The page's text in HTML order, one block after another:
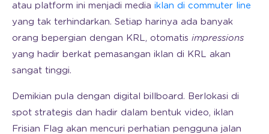
atau platform ini menjadi media iklan di commuter line
yang tak terhindarkan. Setiap harinya ada banyak
orang bepergian dengan KRL, otomatis impressions
yang hadir berkat pemasangan iklan di KRL akan
sangat tinggi.
Demikian pula dengan digital billboard. Berlokasi di
spot strategis dan hadir dalam bentuk video, iklan
Frisian Flag akan mencuri perhatian pengguna jalan